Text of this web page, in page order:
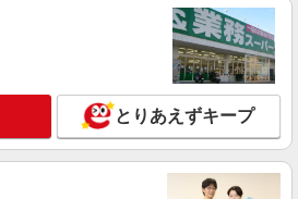
とりあえずキープ